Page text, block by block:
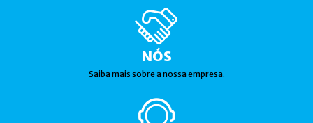
NÓS
Saiba mais sobre a nossa empresa.